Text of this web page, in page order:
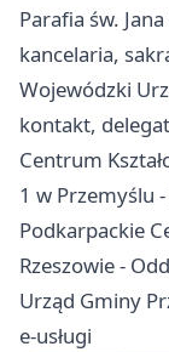
Parafia św.
kancelaria,
Wojewódzki
kontakt,
Centrum
1 w Przemyślu
Podkarpackie
Rzeszowie -
Urząd Gminy
e-usługi